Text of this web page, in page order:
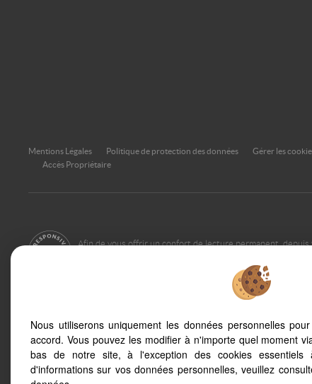
Mentions Légales Politique de protection des données Gérer les
Accès Propriétaire
Afin de vous offrir un confort de lecture permanent,
Sete (34200) Balaruc Les
Meze (34140)
Montpellier
Nous utiliserons uniquement les données personnelles
accord. Vous pouvez les modifier à n'importe quel moment
bas de notre site, à l'exception des cookies essentiels
d'informations sur vos données personnelles, veuillez